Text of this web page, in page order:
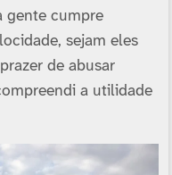
gente cumpre
sejam eles
de abusar
a utilidade